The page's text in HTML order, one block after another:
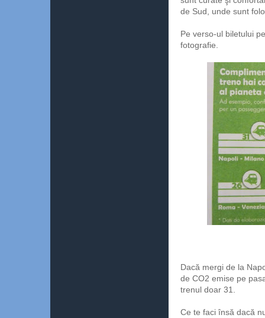
de Sud, unde sunt
Pe verso-ul biletului
fotografie.
Dacă mergi de la
de CO2 emise pe
trenul doar 31.
Ce te faci însă dacă